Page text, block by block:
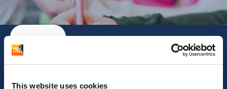
This website uses cookies